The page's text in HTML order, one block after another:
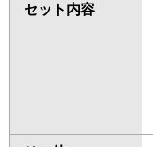
セット内容